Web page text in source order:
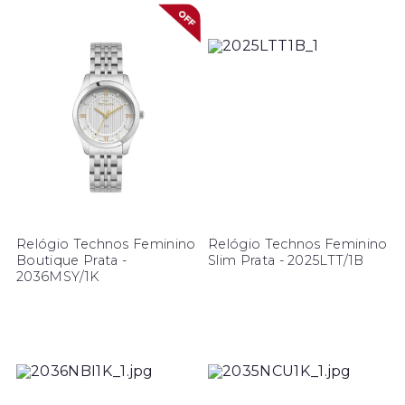
Relógio Technos Feminino
Boutique Prata -
2036MSY/1K
Relógio Technos Feminino
Slim Prata - 2025LTT/1B